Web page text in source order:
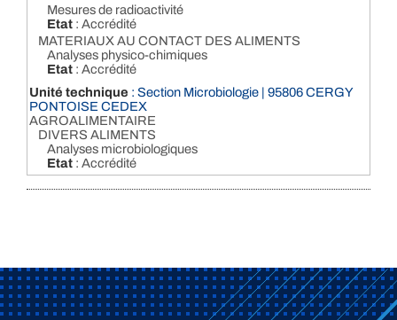
Mesures de radioactivité
Etat : Accrédité
MATERIAUX AU CONTACT DES ALIMENTS
Analyses physico-chimiques
Etat : Accrédité
Unité technique : Section Microbiologie | 95806 CERGY
PONTOISE CEDEX
AGROALIMENTAIRE
DIVERS ALIMENTS
Analyses microbiologiques
Etat : Accrédité